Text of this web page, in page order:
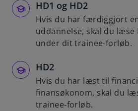
HD1 og HD2
Hvis du har færdiggjort
uddannelse, skal du læse
under dit trainee-forløb.
HD2
Hvis du har læst til
finansøkonom, skal du
trainee-forløb.